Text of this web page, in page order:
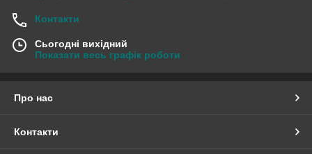
Контакти
Сьогодні вихідний
Показати весь графік роботи
Про нас
Контакти